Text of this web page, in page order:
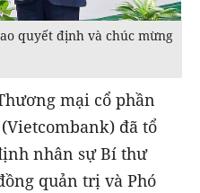
quyết định và chúc mừng
mại cổ phần
đã tổ
nhân sự Bí thư
quản trị và Phó